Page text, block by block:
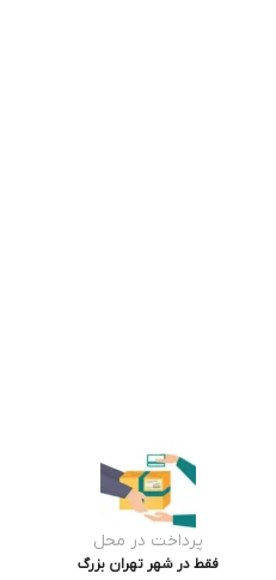
پرداخت در محل
فقط در شهر تهران بزرگ